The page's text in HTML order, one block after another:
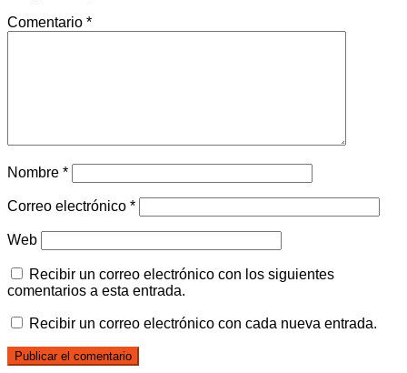
Comentario *
Nombre *
Correo electrónico *
Web
Recibir un correo electrónico con los siguientes
comentarios a esta entrada.
Recibir un correo electrónico con cada nueva entrada.